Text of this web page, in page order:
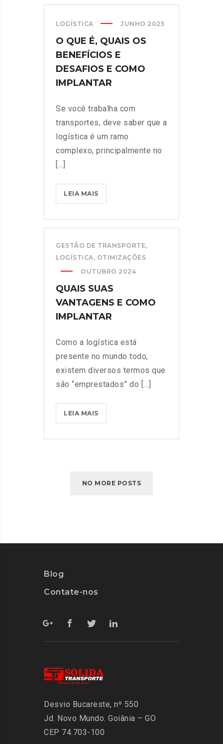
LOGÍSTICA JUNHO 2025
O QUE É, QUAIS OS
BENEFÍCIOS E
DESAFIOS E COMO
IMPLANTAR
Se você trabalha com
transportes, deve saber que a
logística é um ramo
complexo, principalmente no
[...]
LEIA MAIS
GESTÃO DE TRANSPORTE,
LOGÍSTICA, OTIMIZAÇÕES
OUTUBRO 2024
QUAIS SUAS
VANTAGENS E COMO
IMPLANTAR
Como a logística está
presente no mundo todo,
existem diversos termos que
são “emprestados” do [...]
LEIA MAIS
NO MORE POSTS
Blog
Contate-nos
Desvio Bucareste, nº 550
Jd. Novo Mundo. Goiânia – GO
CEP 74.703-100